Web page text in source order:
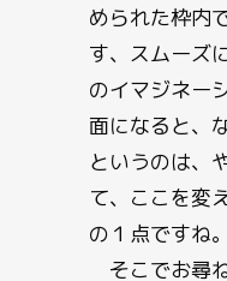
められた枠内
す、スムーズ
のイマジネー
面になると、
というのは、
て、ここを変
の１点ですね。
そこでお尋